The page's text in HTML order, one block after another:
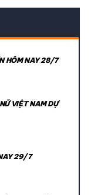
HÔM NAY 28/7
VIỆT NAM DỰ
29/7